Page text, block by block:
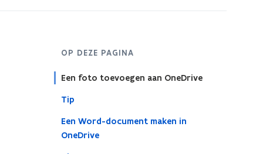
OP DEZE PAGINA
Een foto toevoegen aan OneDrive
Tip
Een Word-document maken in
OneDrive